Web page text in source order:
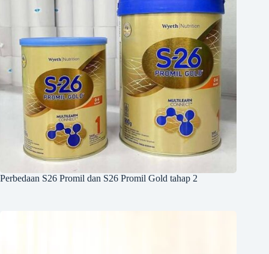
Perbedaan S26 Promil dan S26 Promil Gold tahap 2